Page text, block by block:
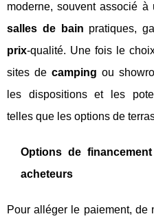
moderne, souvent associé
salles de bain pratiques,
prix-qualité. Une fois le
sites decamping ou
les dispositions et les
telles que les options de
Options de
acheteurs
Pour alléger le paiement, de